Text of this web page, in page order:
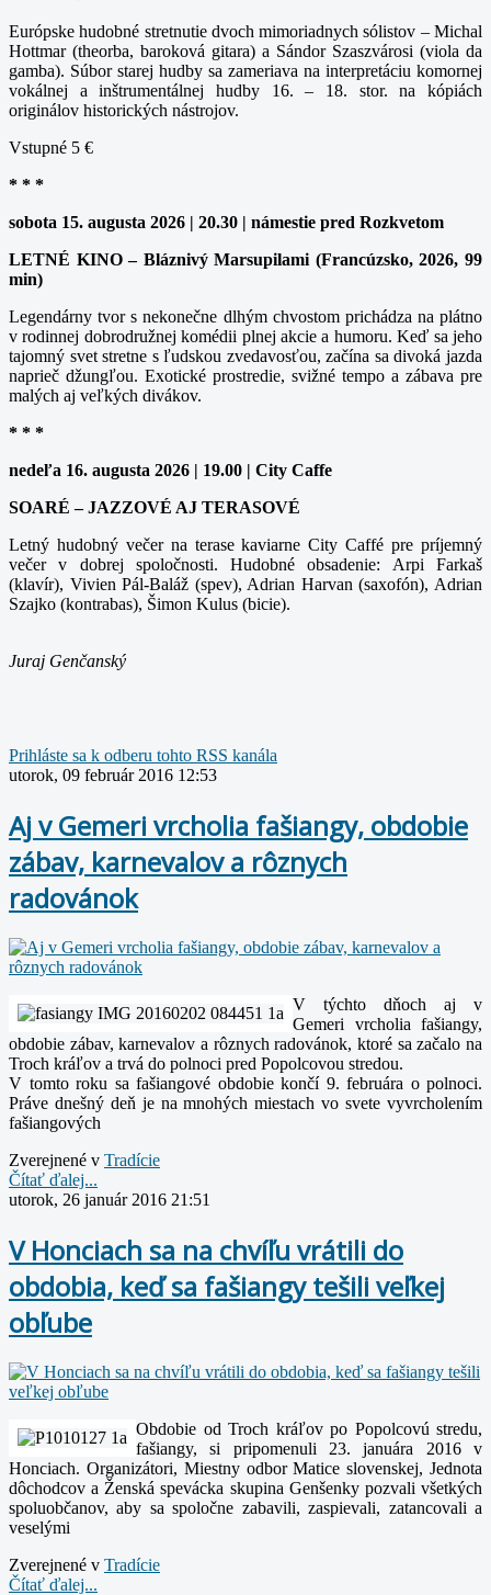
Európske hudobné stretnutie dvoch mimoriadnych sólistov – Michal
Hottmar (theorba, baroková gitara) a Sándor Szaszvárosi (viola da
gamba). Súbor starej hudby sa zameriava na interpretáciu komornej
vokálnej a inštrumentálnej hudby 16. – 18. stor. na kópiách
originálov historických nástrojov.
Vstupné 5 €
* * *
sobota 15. augusta 2026 | 20.30 | námestie pred Rozkvetom
LETNÉ KINO – Bláznivý Marsupilami (Francúzsko, 2026, 99
min)
Legendárny tvor s nekonečne dlhým chvostom prichádza na plátno
v rodinnej dobrodružnej komédii plnej akcie a humoru. Keď sa jeho
tajomný svet stretne s ľudskou zvedavosťou, začína sa divoká jazda
naprieč džungľou. Exotické prostredie, svižné tempo a zábava pre
malých aj veľkých divákov.
* * *
nedeľa 16. augusta 2026 | 19.00 | City Caffe
SOARÉ – JAZZOVÉ AJ TERASOVÉ
Letný hudobný večer na terase kaviarne City Caffé pre príjemný
večer v dobrej spoločnosti. Hudobné obsadenie: Arpi Farkaš
(klavír), Vivien Pál-Baláž (spev), Adrian Harvan (saxofón), Adrian
Szajko (kontrabas), Šimon Kulus (bicie).
Juraj Genčanský
Prihláste sa k odberu tohto RSS kanála
utorok, 09 február 2016 12:53
Aj v Gemeri vrcholia fašiangy, obdobie
zábav, karnevalov a rôznych
radovánok
V týchto dňoch aj v
Gemeri vrcholia fašiangy,
obdobie zábav, karnevalov a rôznych radovánok, ktoré sa začalo na
Troch kráľov a trvá do polnoci pred Popolcovou stredou.
V tomto roku sa fašiangové obdobie končí 9. februára o polnoci.
Práve dnešný deň je na mnohých miestach vo svete vyvrcholením
fašiangových
Zverejnené v Tradície
Čítať ďalej...
utorok, 26 január 2016 21:51
V Honciach sa na chvíľu vrátili do
obdobia, keď sa fašiangy tešili veľkej
obľube
Obdobie od Troch kráľov po Popolcovú stredu,
fašiangy, si pripomenuli 23. januára 2016 v
Honciach. Organizátori, Miestny odbor Matice slovenskej, Jednota
dôchodcov a Ženská spevácka skupina Genšenky pozvali všetkých
spoluobčanov, aby sa spoločne zabavili, zaspievali, zatancovali a
veselými
Zverejnené v Tradície
Čítať ďalej...